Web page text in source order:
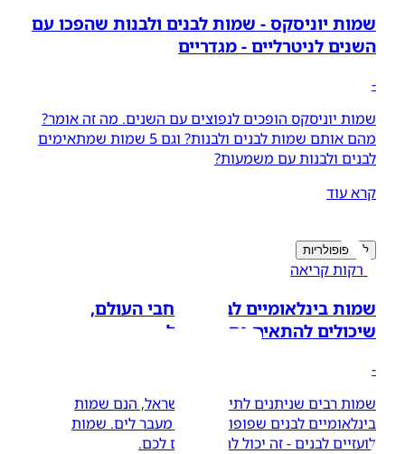
שמות יוניסקס - שמות לבנים ולבנות שהפכו עם
השנים לניטרליים - מגדריים
-
שמות יוניסקס הופכים לנפוצים עם השנים. מה זה אומר?
מהם אותם שמות לבנים ולבנות? וגם 5 שמות שמתאימים
לבנים ולבנות עם משמעות?
קרא עוד
לפי פופולריות
שמות בינלאומיים לבנים מרחבי העולם,
שיכולים להתאים גם לישראל
-
שמות רבים שניתנים לתינוקות בישראל, הנם שמות
בינלאומיים לבנים שפופולריים גם מעבר לים. שמות
לועזיים לבנים - זה יכול להתאים גם לכם.